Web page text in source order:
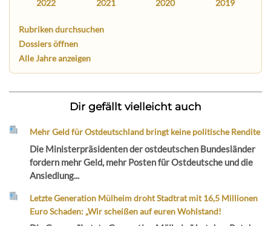
2022 2021 2020 2019
Rubriken durchsuchen
Dossiers öffnen
Alle Jahre anzeigen
Dir gefällt vielleicht auch
Mehr Geld für Ostdeutschland bringt keine politische Rendite
Die Ministerpräsidenten der ostdeutschen Bundesländer
fordern mehr Geld, mehr Posten für Ostdeutsche und die
Ansiedlung...
Letzte Generation Mülheim droht Stadtrat mit 16,5 Millionen
Euro Schaden: „Wir scheißen auf euren Wohlstand!